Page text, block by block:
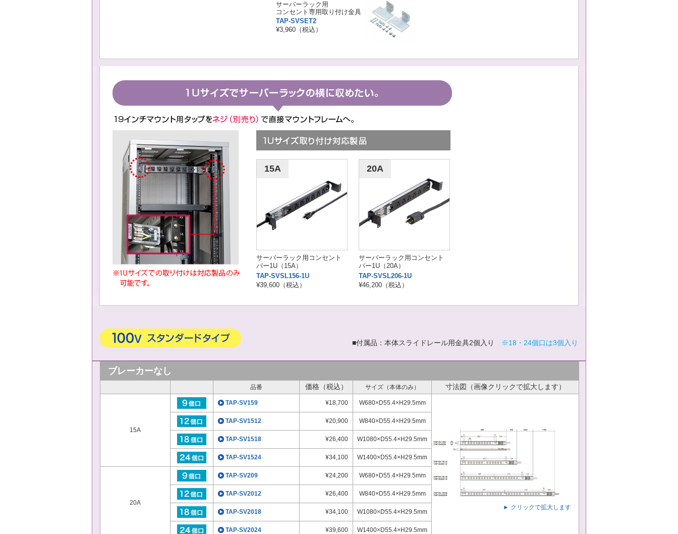
サーバーラック用
コンセント専用取り付け金具
TAP-SVSET2
¥3,960（税込）
15A
サーバーラック用コンセント
バー1U（15A）
TAP-SVSL156-1U
¥39,600（税込）
20A
サーバーラック用コンセント
バー1U（20A）
TAP-SVSL206-1U
¥46,200（税込）
■付属品：本体スライドレール用金具2個入り ※18・24個口は3個入り
ブレーカーなし
品番 価格（税込） サイズ（本体のみ） 寸法図（画像クリックで拡大します）
15A
TAP-SV159 ¥18,700 W680×D55.4×H29.5mm
► クリックで拡大します
TAP-SV1512 ¥20,900 W840×D55.4×H29.5mm
TAP-SV1518 ¥26,400 W1080×D55.4×H29.5mm
TAP-SV1524 ¥34,100 W1400×D55.4×H29.5mm
20A
TAP-SV209 ¥24,200 W680×D55.4×H29.5mm
TAP-SV2012 ¥26,400 W840×D55.4×H29.5mm
TAP-SV2018 ¥34,100 W1080×D55.4×H29.5mm
TAP-SV2024 ¥39,600 W1400×D55.4×H29.5mm